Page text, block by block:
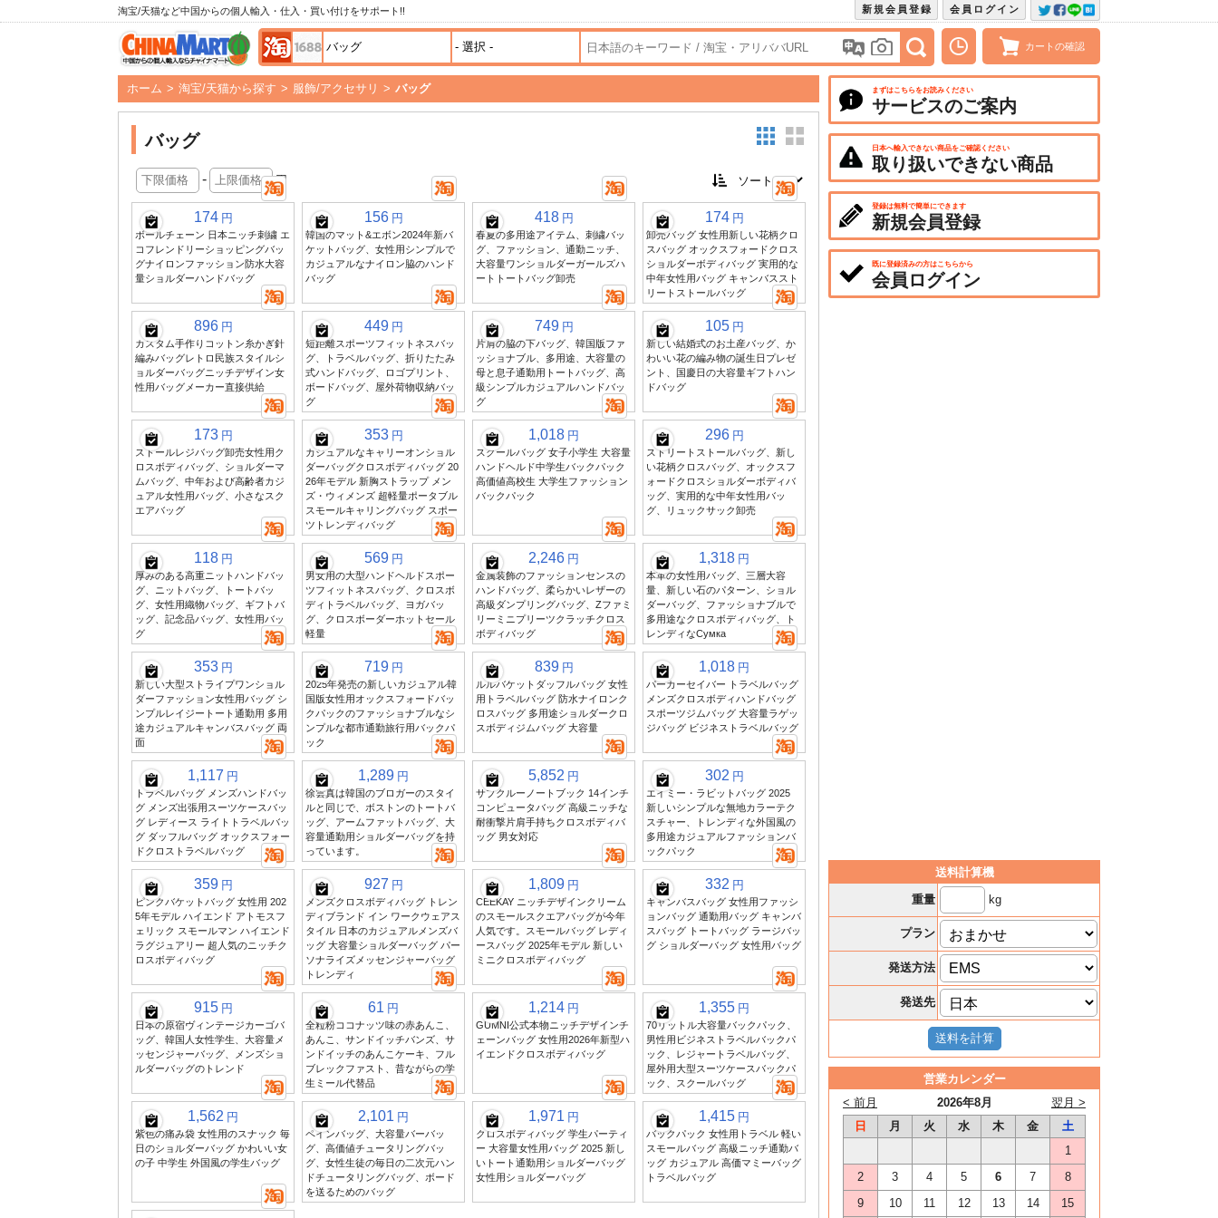
淘宝/天猫など中国からの個人輸入・仕入・買い付けをサポート!! 会員ログイン
新規会員登録
カートの確認
ホーム > 淘宝/天猫から探す > 服飾/アクセサリ > バッグ
バッグ
- 円
174 円
ボールチェーン 日本ニッチ刺繍 エ
コフレンドリーショッピングバッ
グナイロンファッション防水大容
量ショルダーハンドバッグ
156 円
韓国のマット&エボン2024年新バ
ケットバッグ、女性用シンプルで
カジュアルなナイロン脇のハンド
バッグ
418 円
春夏の多用途アイテム、刺繍バッ
グ、ファッション、通勤ニッチ、
大容量ワンショルダーガールズハ
ートトートバッグ卸売
174 円
卸売バッグ 女性用新しい花柄クロ
スバッグ オックスフォードクロス
ショルダーボディバッグ 実用的な
中年女性用バッグ キャンバススト
リートストールバッグ
896 円
カスタム手作りコットン糸かぎ針
編みバッグレトロ民族スタイルシ
ョルダーバッグニッチデザイン女
性用バッグメーカー直接供給
449 円
短距離スポーツフィットネスバッ
グ、トラベルバッグ、折りたたみ
式ハンドバッグ、ロゴプリント、
ボードバッグ、屋外荷物収納バッ
グ
749 円
片肩の脇の下バッグ、韓国版ファ
ッショナブル、多用途、大容量の
母と息子通勤用トートバッグ、高
級シンプルカジュアルハンドバッ
グ
105 円
新しい結婚式のお土産バッグ、か
わいい花の編み物の誕生日プレゼ
ント、国慶日の大容量ギフトハン
ドバッグ
173 円
ストールレジバッグ卸売女性用ク
ロスボディバッグ、ショルダーマ
ムバッグ、中年および高齢者カジ
ュアル女性用バッグ、小さなスク
エアバッグ
353 円
カジュアルなキャリーオンショル
ダーバッグクロスボディバッグ 20
26年モデル 新胸ストラップ メン
ズ・ウィメンズ 超軽量ポータブル
スモールキャリングバッグ スポー
ツトレンディバッグ
1,018 円
スクールバッグ 女子小学生 大容量
ハンドヘルド中学生バックパック
高価値高校生 大学生ファッション
バックパック
296 円
ストリートストールバッグ、新し
い花柄クロスバッグ、オックスフ
ォードクロスショルダーボディバ
ッグ、実用的な中年女性用バッ
グ、リュックサック卸売
118 円
厚みのある高重ニットハンドバッ
グ、ニットバッグ、トートバッ
グ、女性用織物バッグ、ギフトバ
ッグ、記念品バッグ、女性用バッ
グ
569 円
男女用の大型ハンドヘルドスポー
ツフィットネスバッグ、クロスボ
ディトラベルバッグ、ヨガバッ
グ、クロスボーダーホットセール
軽量
2,246 円
金属装飾のファッションセンスの
ハンドバッグ、柔らかいレザーの
高級ダンプリングバッグ、Zファミ
リーミニプリーツクラッチクロス
ボディバッグ
1,318 円
本革の女性用バッグ、三層大容
量、新しい石のパターン、ショル
ダーバッグ、ファッショナブルで
多用途なクロスボディバッグ、ト
レンディなСумка
353 円
新しい大型ストライプワンショル
ダーファッション女性用バッグ シ
ンプルレイジートート通勤用 多用
途カジュアルキャンバスバッグ 両
面
719 円
2025年発売の新しいカジュアル韓
国版女性用オックスフォードバッ
クパックのファッショナブルなシ
ンプルな都市通勤旅行用バックパ
ック
839 円
ルルバケットダッフルバッグ 女性
用トラベルバッグ 防水ナイロンク
ロスバッグ 多用途ショルダークロ
スボディジムバッグ 大容量
1,018 円
パーカーセイバー トラベルバッグ
メンズクロスボディハンドバッグ
スポーツジムバッグ 大容量ラゲッ
ジバッグ ビジネストラベルバッグ
1,117 円
トラベルバッグ メンズハンドバッ
グ メンズ出張用スーツケースバッ
グ レディース ライトトラベルバッ
グ ダッフルバッグ オックスフォー
ドクロストラベルバッグ
1,289 円
徐雲真は韓国のブロガーのスタイ
ルと同じで、ボストンのトートバ
ッグ、アームファットバッグ、大
容量通勤用ショルダーバッグを持
っています。
5,852 円
サブクルーノートブック 14インチ
コンピュータバッグ 高級ニッチな
耐衝撃片肩手持ちクロスボディバ
ッグ 男女対応
302 円
エイミー・ラビットバッグ 2025
新しいシンプルな無地カラーテク
スチャー、トレンディな外国風の
多用途カジュアルファッションバ
ックパック
359 円
ピンクバケットバッグ 女性用 202
5年モデル ハイエンド アトモスフ
ェリック スモールマン ハイエンド
ラグジュアリー 超人気のニッチク
ロスボディバッグ
927 円
メンズクロスボディバッグ トレン
ディブランド イン ワークウェアス
タイル 日本のカジュアルメンズバ
ッグ 大容量ショルダーバッグ パー
ソナライズメッセンジャーバッグ
トレンディ
1,809 円
CEEKAY ニッチデザインクリーム
のスモールスクエアバッグが今年
人気です。スモールバッグ レディ
ースバッグ 2025年モデル 新しい
ミニクロスボディバッグ
332 円
キャンバスバッグ 女性用ファッシ
ョンバッグ 通勤用バッグ キャンバ
スバッグ トートバッグ ラージバッ
グ ショルダーバッグ 女性用バッグ
915 円
日本の原宿ヴィンテージカーゴバ
ッグ、韓国人女性学生、大容量メ
ッセンジャーバッグ、メンズショ
ルダーバッグのトレンド
61 円
全粒粉ココナッツ味の赤あんこ、
あんこ、サンドイッチバンズ、サ
ンドイッチのあんこケーキ、フル
ブレックファスト、昔ながらの学
生ミール代替品
1,214 円
GUMNI公式本物ニッチデザインチ
ェーンバッグ 女性用2026年新型ハ
イエンドクロスボディバッグ
1,355 円
70リットル大容量バックパック、
男性用ビジネストラベルバックパ
ック、レジャートラベルバッグ、
屋外用大型スーツケースバックパ
ック、スクールバッグ
1,562 円
紫色の痛み袋 女性用のスナック 毎
日のショルダーバッグ かわいい女
の子 中学生 外国風の学生バッグ
2,101 円
ペインバッグ、大容量バーバッ
グ、高価値チュータリングバッ
グ、女性生徒の毎日の二次元ハン
ドチュータリングバッグ、ボード
を送るためのバッグ
1,971 円
クロスボディバッグ 学生パーティ
ー 大容量女性用バッグ 2025 新し
いトート通勤用ショルダーバッグ
女性用ショルダーバッグ
1,415 円
バックパック 女性用トラベル 軽い
スモールバッグ 高級ニッチ通勤バ
ッグ カジュアル 高価マミーバッグ
トラベルバッグ
まずはこちらをお読みください
サービスのご案内
日本へ輸入できない商品をご確認ください
取り扱いできない商品
登録は無料で簡単にできます
新規会員登録
既に登録済みの方はこちらから
会員ログイン
送料計算機
重量
kg
プラン
発送方法
発送先
営業カレンダー
2026年8月
< 前月
翌月 >
日
月 火 水 木 金
土
1
2
3 4 5 6 7
8
9
10 11 12 13 14
15